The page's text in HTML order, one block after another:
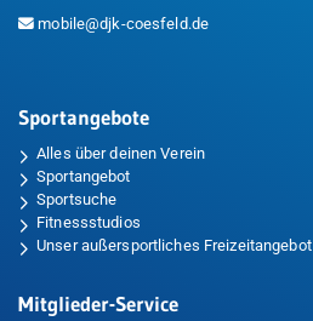
mobile@djk-coesfeld.de
Sportangebote
Alles über deinen Verein
Sportangebot
Sportsuche
Fitnessstudios
Unser außersportliches Freizeitangebot
Mitglieder-Service